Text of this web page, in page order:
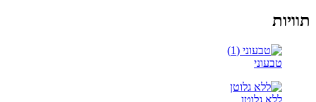
תוויות
טבעוני
ללא גלוטן